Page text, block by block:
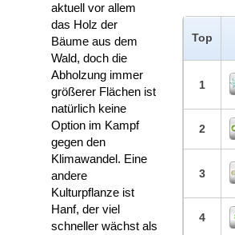
aktuell vor allem
das Holz der
Bäume aus dem
Wald, doch die
Abholzung immer
größerer Flächen ist
natürlich keine
Option im Kampf
gegen den
Klimawandel. Eine
andere
Kulturpflanze ist
Hanf, der viel
schneller wächst als
Top
1
2
3
4